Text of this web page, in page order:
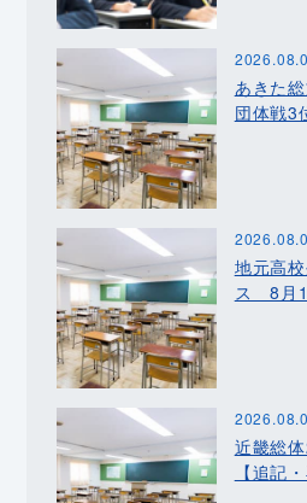
あきた
団体戦3
地元高
ス 8月
近畿総
【追記